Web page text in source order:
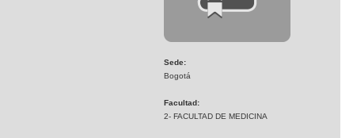
Sede:
Bogotá
Facultad:
2- FACULTAD DE MEDICINA